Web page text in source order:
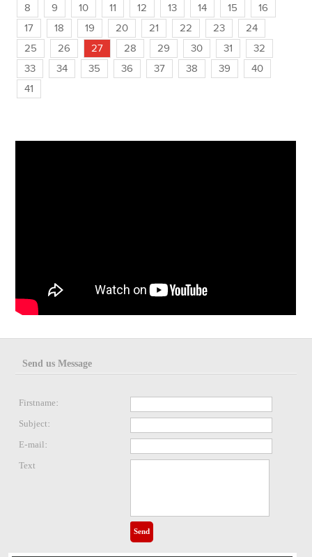
8
9 10 11 12 13 14 15
16
17
18 19 20 21 22 23
24
25
26 27 28 29 30 31
32
33
34 35 36 37 38 39
40
41
Send us Message
Firstname:
Subject:
E-mail:
Text